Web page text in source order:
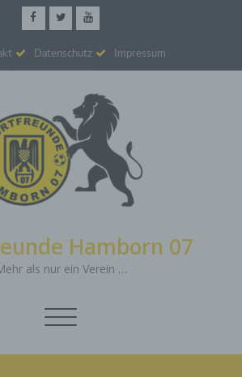
Datenschutz Impressum
Hamborn 07
als nur ein Verein …
Schalte